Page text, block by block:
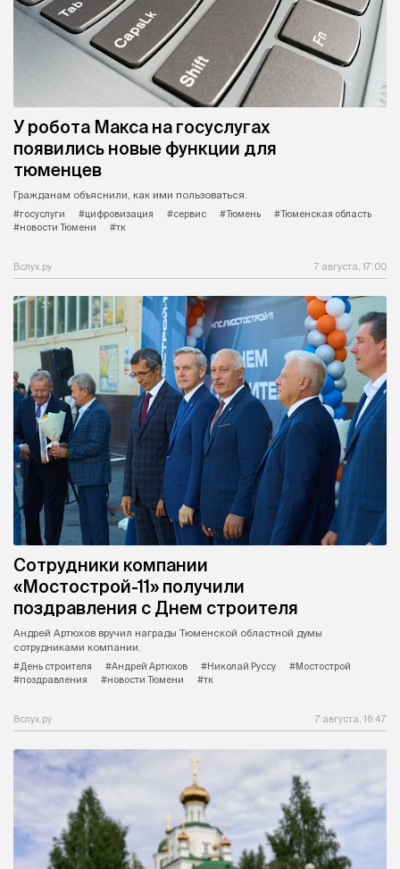
У робота Макса на госуслугах
появились новые функции для
тюменцев
Гражданам объяснили, как ими пользоваться.
#госуслуги
#цифровизация #сервис #Тюмень
#Тюменская область
#новости Тюмени
#тк
Вслух.ру 7 августа, 17:00
Сотрудники компании
«Мостострой-11» получили
поздравления с Днем строителя
Андрей Артюхов вручил награды Тюменской областной думы
сотрудниками компании.
#День строителя
#Андрей Артюхов #Николай Руссу
#Мостострой
#поздравления
#новости Тюмени #тк
Вслух.ру 7 августа, 16:47